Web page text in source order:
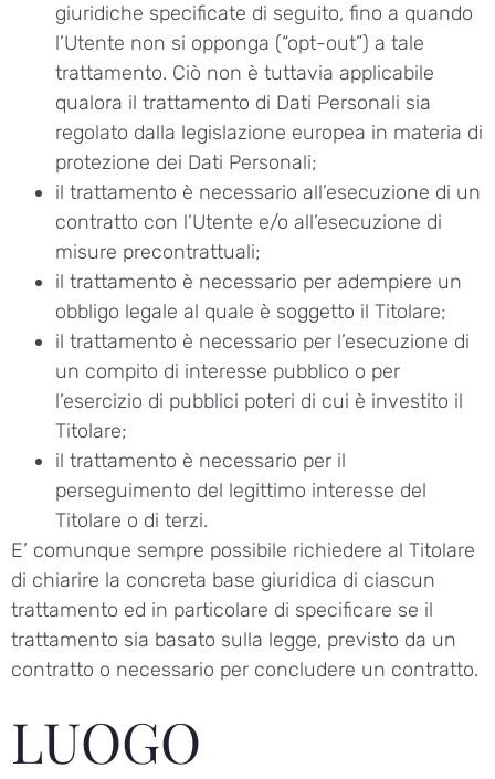
giuridiche specificate di seguito, fino a quando
l’Utente non si opponga (“opt-out”) a tale
trattamento. Ciò non è tuttavia applicabile
qualora il trattamento di Dati Personali sia
regolato dalla legislazione europea in materia di
protezione dei Dati Personali;
il trattamento è necessario all’esecuzione di un
contratto con l’Utente e/o all’esecuzione di
misure precontrattuali;
il trattamento è necessario per adempiere un
obbligo legale al quale è soggetto il Titolare;
il trattamento è necessario per l’esecuzione di
un compito di interesse pubblico o per
l’esercizio di pubblici poteri di cui è investito il
Titolare;
il trattamento è necessario per il
perseguimento del legittimo interesse del
Titolare o di terzi.
E’ comunque sempre possibile richiedere al Titolare
di chiarire la concreta base giuridica di ciascun
trattamento ed in particolare di specificare se il
trattamento sia basato sulla legge, previsto da un
contratto o necessario per concludere un contratto.
LUOGO